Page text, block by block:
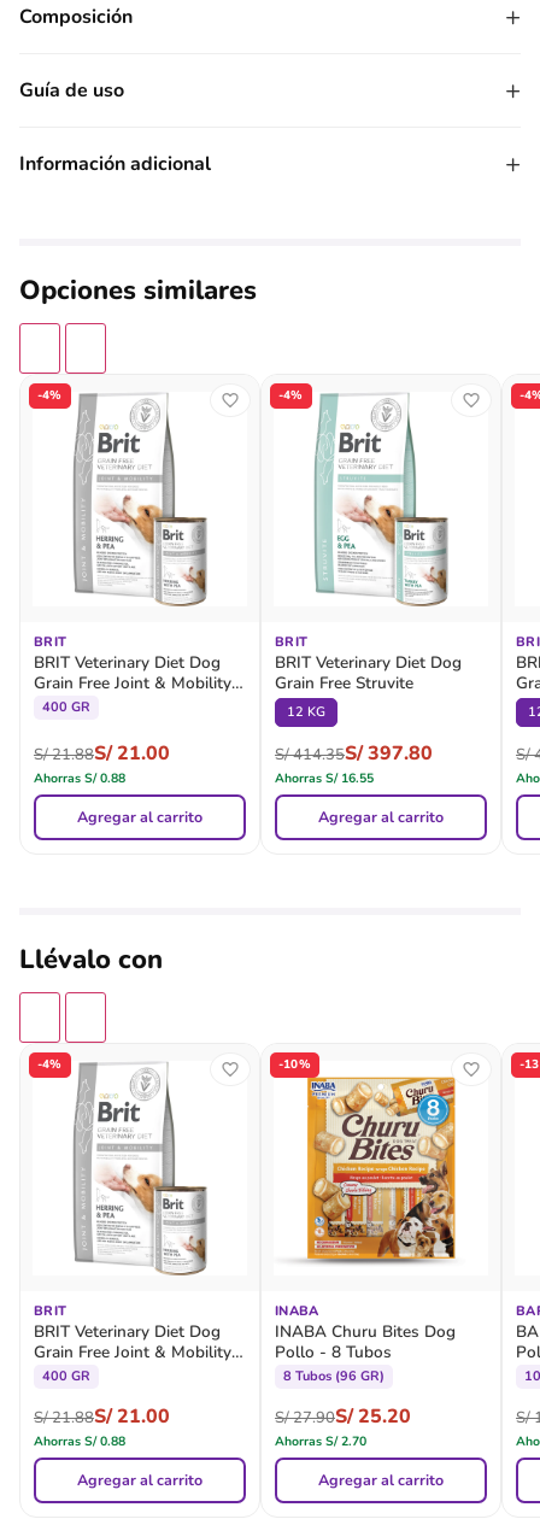
Composición +
Guía de uso +
Información adicional +
Opciones similares
-4%
BRIT
BRIT Veterinary Diet Dog
Grain Free Joint & Mobility -
Lata
400 GR
S/21.88S/21.00
Ahorras S/0.88
Agregar al carrito
-4%
BRIT
BRIT Veterinary Diet Dog
Grain Free Struvite
12 KG
S/414.35S/397.80
Ahorras S/16.55
Agregar al carrito
-
S/
Llévalo con
-4%
BRIT
BRIT Veterinary Diet Dog
Grain Free Joint & Mobility -
Lata
400 GR
S/21.88S/21.00
Ahorras S/0.88
Agregar al carrito
-10%
INABA
INABA Churu Bites Dog
Pollo - 8 Tubos
8 Tubos (96 GR)
S/27.90S/25.20
Ahorras S/2.70
Agregar al carrito
-
S/